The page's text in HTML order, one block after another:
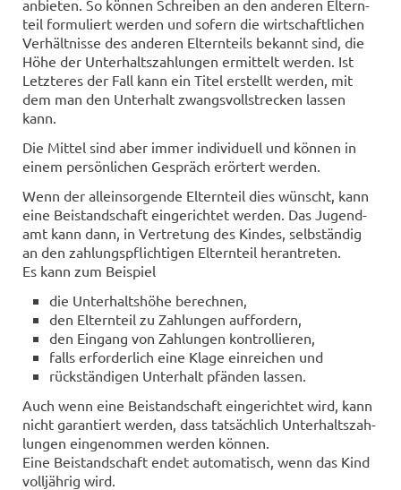
an­bie­ten. So kön­nen Schrei­ben an den an­de­ren El­tern­
teil for­mu­liert wer­den und so­fern die wirt­schaft­li­chen
Ver­hält­nis­se des an­de­ren El­tern­teils be­kannt sind, die
Höhe der Un­ter­halts­zah­lun­gen er­mit­telt wer­den. Ist
Letz­te­res der Fall kann ein Titel er­stellt wer­den, mit
dem man den Un­ter­halt zwangs­voll­stre­cken las­sen
kann.
Die Mit­tel sind aber immer in­di­vi­du­ell und kön­nen in
einem per­sön­li­chen Ge­spräch er­ör­tert wer­den.
Wenn der al­lein­sor­gen­de El­tern­teil dies wünscht, kann
eine Bei­stand­schaft ein­ge­rich­tet wer­den. Das Ju­gend­
amt kann dann, in Ver­tre­tung des Kin­des, selb­stän­dig
an den zah­lungs­pflich­ti­gen El­tern­teil her­an­tre­ten.
Es kann zum Bei­spiel
die Un­ter­halts­hö­he be­rech­nen,
den El­tern­teil zu Zah­lun­gen auf­for­dern,
den Ein­gang von Zah­lun­gen kon­trol­lie­ren,
falls er­for­der­lich eine Klage ein­rei­chen und
rück­stän­di­gen Un­ter­halt pfän­den las­sen.
Auch wenn eine Bei­stand­schaft ein­ge­rich­tet wird, kann
nicht ga­ran­tiert wer­den, dass tat­säch­lich Un­ter­halts­zah­
lun­gen ein­ge­nom­men wer­den kön­nen.
Eine Bei­stand­schaft endet au­to­ma­tisch, wenn das Kind
voll­jäh­rig wird.